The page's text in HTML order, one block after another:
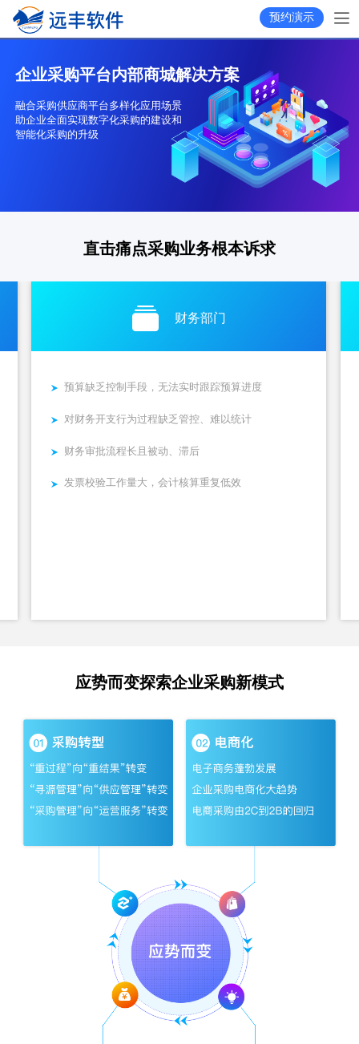
预约演示
企业采购平台内部商城解决方案
融合采购供应商平台多样化应用场景
助企业全面实现数字化采购的建设和
智能化采购的升级
直击痛点采购业务根本诉求
财务部门
预算缺乏控制手段，无法实时跟踪预算进度
对财务开支行为过程缺乏管控、难以统计
财务审批流程长且被动、滞后
发票校验工作量大，会计核算重复低效
应势而变探索企业采购新模式